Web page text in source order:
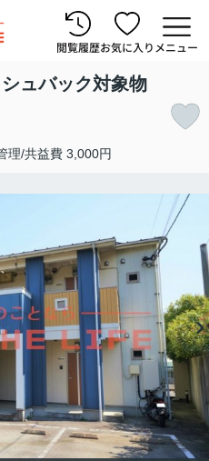
閲覧履歴お気に入り メニュー
ュバック対象物
理/共益費 3,000円